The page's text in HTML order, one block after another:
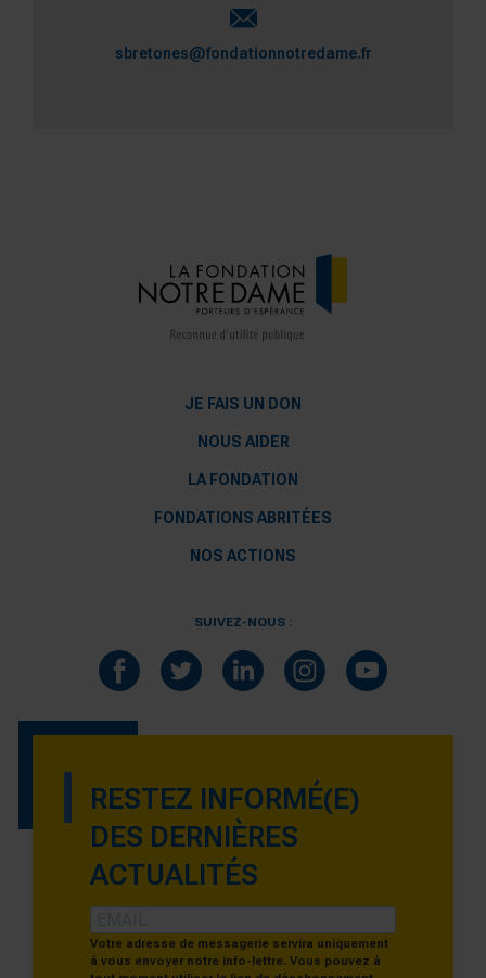
sbretones@fondationnotredame.fr
JE FAIS UN DON
NOUS AIDER
LA FONDATION
FONDATIONS ABRITÉES
NOS ACTIONS
SUIVEZ-NOUS :
RESTEZ INFORMÉ(E)
DES DERNIÈRES
ACTUALITÉS
Votre adresse de messagerie servira uniquement
à vous envoyer notre info-lettre. Vous pouvez à